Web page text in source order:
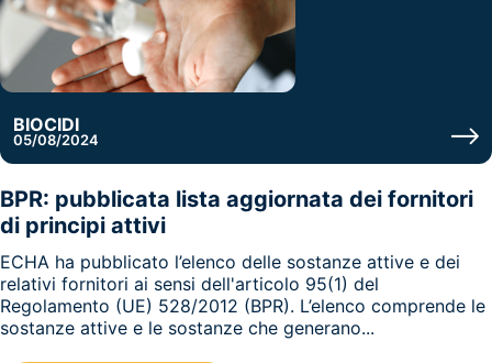
BIOCIDI
05/08/2024
BPR: pubblicata lista aggiornata dei fornitori
di principi attivi
ECHA ha pubblicato l’elenco delle sostanze attive e dei
relativi fornitori ai sensi dell'articolo 95(1) del
Regolamento (UE) 528/2012 (BPR). L’elenco comprende le
sostanze attive e le sostanze che generano...